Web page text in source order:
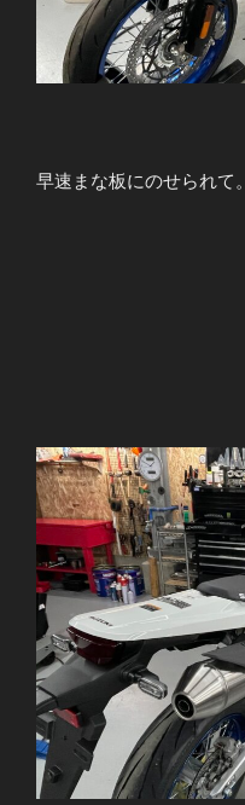
早速まな板にのせられて。